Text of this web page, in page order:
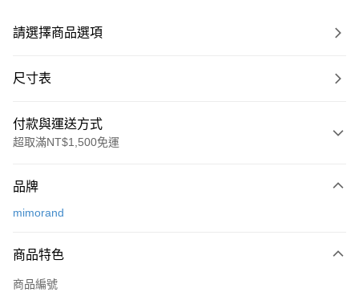
請選擇商品選項
尺寸表
付款與運送方式
超取滿NT$1,500免運
信用卡一次付款
Apple Pay
街口支付
品牌
mimorand
商品特色
商品編號